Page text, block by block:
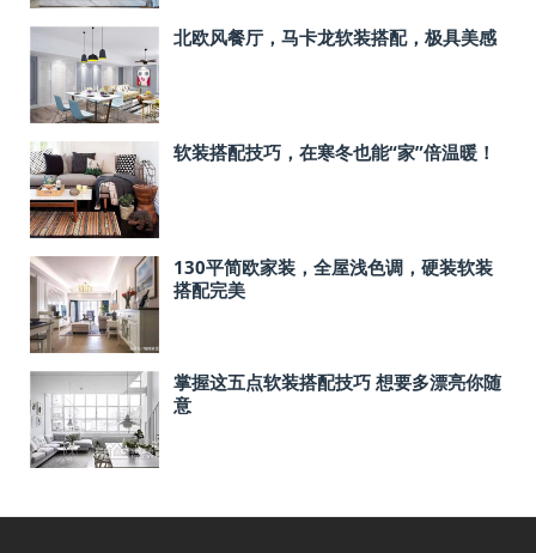
北欧风餐厅，马卡龙软装搭配，极具美感
软装搭配技巧，在寒冬也能“家”倍温暖！
130平简欧家装，全屋浅色调，硬装软装
搭配完美
掌握这五点软装搭配技巧 想要多漂亮你随
意